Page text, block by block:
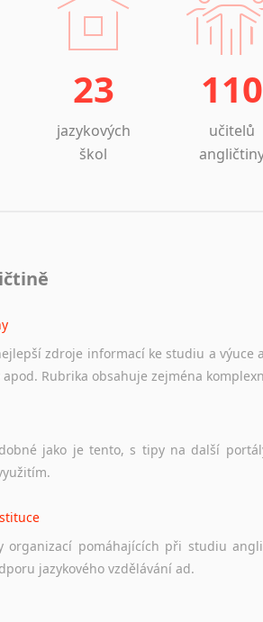
23
jazykových
škol
110
učitelů
zdroje informací ke studiu a výuce
apod. Rubrika obsahuje zejména
jako je tento, s tipy na další
organizací pomáhajících při studiu
jazykového vzdělávání ad.